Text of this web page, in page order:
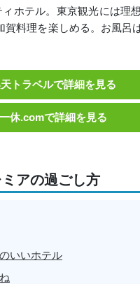
ホテル。東京観光には理
料理を楽しめる。お風呂
トラベルで詳細を見る
一休.comで詳細を見る
アの過ごし方
いいホテル